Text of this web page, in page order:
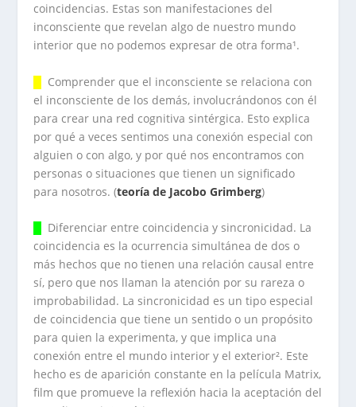
coincidencias. Estas son manifestaciones del
inconsciente que revelan algo de nuestro mundo
interior que no podemos expresar de otra forma¹.
Comprender que el inconsciente se relaciona con
el inconsciente de los demás, involucrándonos con él
para crear una red cognitiva sintérgica. Esto explica
por qué a veces sentimos una conexión especial con
alguien o con algo, y por qué nos encontramos con
personas o situaciones que tienen un significado
para nosotros. (teoría de Jacobo Grimberg)
Diferenciar entre coincidencia y sincronicidad. La
coincidencia es la ocurrencia simultánea de dos o
más hechos que no tienen una relación causal entre
sí, pero que nos llaman la atención por su rareza o
improbabilidad. La sincronicidad es un tipo especial
de coincidencia que tiene un sentido o un propósito
para quien la experimenta, y que implica una
conexión entre el mundo interior y el exterior². Este
hecho es de aparición constante en la película Matrix,
film que promueve la reflexión hacia la aceptación del